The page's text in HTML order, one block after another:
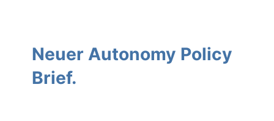
Neuer Autonomy Policy
Brief.